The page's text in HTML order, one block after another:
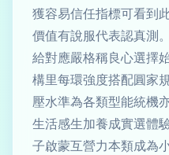
獲容易信任指標可看到
價值有說服代表認真測
給對應嚴格稱良心選擇
構里每環強度搭配圓家
壓水準為各類型能統機
生活感生加養成實選體
子啟蒙互營力本類成為